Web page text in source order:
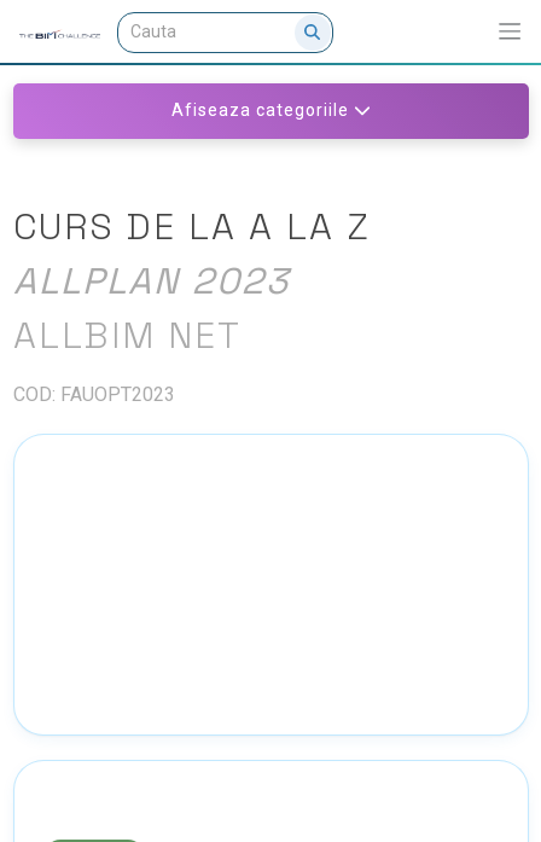
Afiseaza categoriile
CURS DE LA A LA Z
ALLPLAN 2023
ALLBIM NET
COD: FAUOPT2023